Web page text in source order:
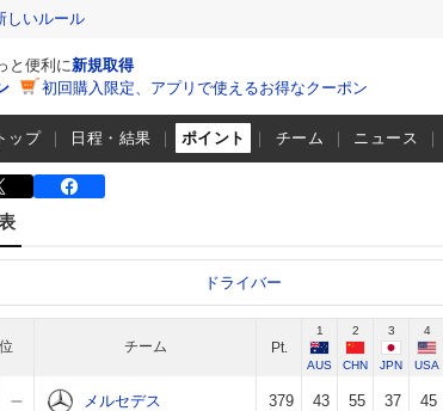
しいルール
と便利に新規取得
初回購入限定、アプリで使えるお得なクーポン
ップ 日程・結果 ポイント チーム ニュース
ドライバー
チーム Pt.
1
AUS
2
CHN
3
JPN
4
USA
メルセデス 379 43 55 37 45